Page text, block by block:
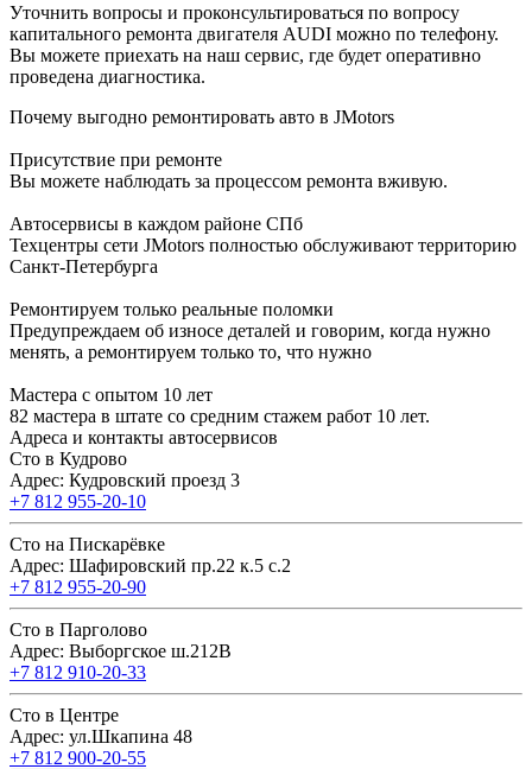
Уточнить вопросы и проконсультироваться по вопросу
капитального ремонта двигателя AUDI можно по телефону.
Вы можете приехать на наш сервис, где будет оперативно
проведена диагностика.
Почему выгодно ремонтировать авто в JMotors
Присутствие при ремонте
Вы можете наблюдать за процессом ремонта вживую.
Автосервисы в каждом районе СПб
Техцентры сети JMotors полностью обслуживают территорию
Санкт-Петербурга
Ремонтируем только реальные поломки
Предупреждаем об износе деталей и говорим, когда нужно
менять, а ремонтируем только то, что нужно
Мастера с опытом 10 лет
82 мастера в штате со средним стажем работ 10 лет.
Адреса и контакты автосервисов
Сто в Кудрово
Адрес: Кудровский проезд 3
+7 812 955-20-10
Сто на Пискарёвке
Адрес: Шафировский пр.22 к.5 с.2
+7 812 955-20-90
Сто в Парголово
Адрес: Выборгское ш.212В
+7 812 910-20-33
Сто в Центре
Адрес: ул.Шкапина 48
+7 812 900-20-55